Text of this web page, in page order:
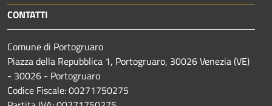
CONTATTI
Comune di Portogruaro
Piazza della Repubblica 1, Portogruaro, 30026 Venezia (VE)
- 30026 - Portogruaro
Codice Fiscale: 00271750275